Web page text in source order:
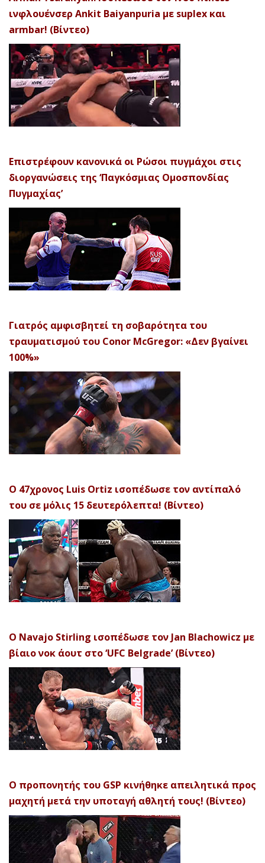
ινφλουένσερ Ankit Baiyanpuria με suplex και
armbar! (Βίντεο)
Επιστρέφουν κανονικά οι Ρώσοι πυγμάχοι στις
διοργανώσεις της ‘Παγκόσμιας Ομοσπονδίας
Πυγμαχίας’
Γιατρός αμφισβητεί τη σοβαρότητα του
τραυματισμού του Conor McGregor: «Δεν βγαίνει
100%»
Ο 47χρονος Luis Ortiz ισοπέδωσε τον αντίπαλό
του σε μόλις 15 δευτερόλεπτα! (Βίντεο)
Ο Navajo Stirling ισοπέδωσε τον Jan Blachowicz με
βίαιο νοκ άουτ στο ‘UFC Belgrade’ (Βίντεο)
Ο προπονητής του GSP κινήθηκε απειλητικά προς
μαχητή μετά την υποταγή αθλητή τους! (Βίντεο)